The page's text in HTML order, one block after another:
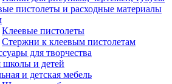
пистолеты и расходные материалы
Клеевые пистолеты
Стержни к клеевым пистолетам
для творчества
школы и детей
и детская мебель